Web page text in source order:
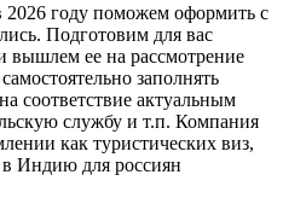
году поможем оформить с
Подготовим для вас
ее на рассмотрение
заполнять
соответствие актуальным
службу и т.п. Компания
как туристических виз,
в Индию для россиян